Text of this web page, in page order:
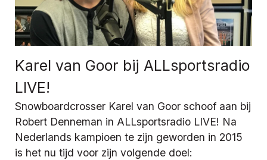
Karel van Goor bij ALLsportsradio
LIVE!
Snowboardcrosser Karel van Goor schoof aan bij
Robert Denneman in ALLsportsradio LIVE! Na
Nederlands kampioen te zijn geworden in 2015
is het nu tijd voor zijn volgende doel: